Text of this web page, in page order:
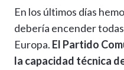
at
s
A
e
gr
a
e
b
o
En los últimos días
debería encender todas
Europa. El Partido
la capacidad técnica